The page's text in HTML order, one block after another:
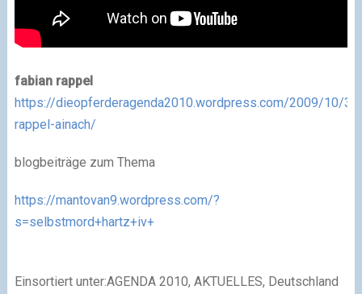
fabian rappel
https://dieopferderagenda2010.wordpress.com/2009/10/
rappel-ainach/
blogbeiträge zum Thema
https://mantovan9.wordpress.com/?
s=selbstmord+hartz+iv+
Einsortiert unter:AGENDA 2010, AKTUELLES, Deutschland